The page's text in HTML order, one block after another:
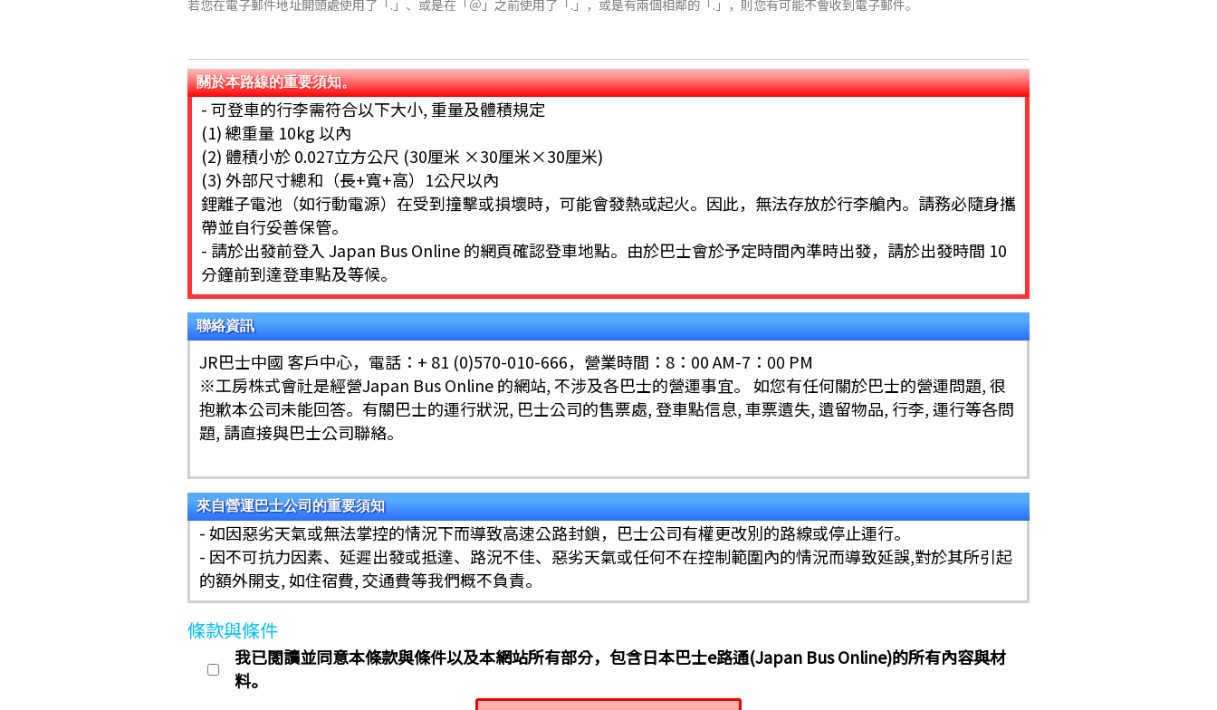
若您在電子郵件地址開頭處使用了「.」、或是在「＠」之前使用了「.」，或是有兩個相鄰的「.」，則您有可能不會收到電子郵件。
關於本路線的重要須知。
- 可登車的行李需符合以下大小, 重量及體積規定
(1) 總重量 10kg 以內
(2) 體積小於 0.027立方公尺 (30厘米 ×30厘米×30厘米)
(3) 外部尺寸總和（長+寬+高）1公尺以內
鋰離子電池（如行動電源）在受到撞擊或損壞時，可能會發熱或起火。因此，無法存放於行李艙內。請務必隨身攜
帶並自行妥善保管。
- 請於出發前登入 Japan Bus Online 的網頁確認登車地點。由於巴士會於予定時間內準時出發，請於出發時間 10
分鐘前到達登車點及等候。
聯絡資訊
JR巴士中國 客戶中心，電話：+ 81 (0)570-010-666，營業時間：8：00 AM-7：00 PM
※工房株式會社是經營Japan Bus Online 的網站, 不涉及各巴士的營運事宜。 如您有任何關於巴士的營運問題, 很
抱歉本公司未能回答。有關巴士的運行狀況, 巴士公司的售票處, 登車點信息, 車票遺失, 遺留物品, 行李, 運行等各問
題, 請直接與巴士公司聯絡。
來自營運巴士公司的重要須知
- 如因惡劣天氣或無法掌控的情況下而導致高速公路封鎖，巴士公司有權更改別的路線或停止運行。
- 因不可抗力因素、延遲出發或抵達、路況不佳、惡劣天氣或任何不在控制範圍內的情況而導致延誤,對於其所引起
的額外開支, 如住宿費, 交通費等我們概不負責。
條款與條件
我已閱讀並同意本條款與條件以及本網站所有部分，包含日本巴士e路通(Japan Bus Online)的所有內容與材
料。